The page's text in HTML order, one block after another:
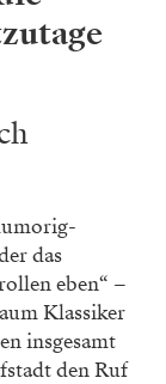
das
eben“ –
Klassiker
insgesamt
den Ruf